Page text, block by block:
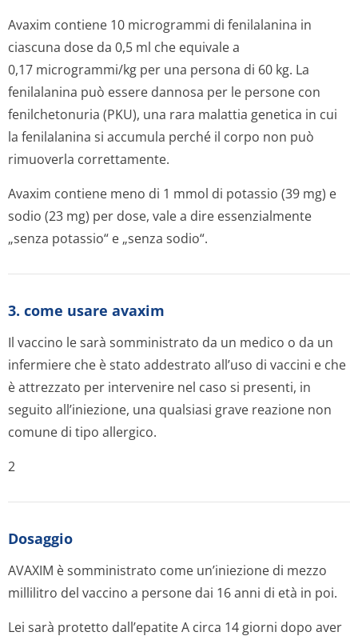
Avaxim contiene 10 microgrammi di fenilalanina in
ciascuna dose da 0,5 ml che equivale a
0,17 microgrammi/kg per una persona di 60 kg. La
fenilalanina può essere dannosa per le persone con
fenilchetonuria (PKU), una rara malattia genetica in cui
la fenilalanina si accumula perché il corpo non può
rimuoverla correttamente.
Avaxim contiene meno di 1 mmol di potassio (39 mg) e
sodio (23 mg) per dose, vale a dire essenzialmente
„senza potassio“ e „senza sodio“.
3. come usare avaxim
Il vaccino le sarà somministrato da un medico o da un
infermiere che è stato addestrato all’uso di vaccini e che
è attrezzato per intervenire nel caso si presenti, in
seguito all’iniezione, una qualsiasi grave reazione non
comune di tipo allergico.
2
Dosaggio
AVAXIM è somministrato come un’iniezione di mezzo
millilitro del vaccino a persone dai 16 anni di età in poi.
Lei sarà protetto dall’epatite A circa 14 giorni dopo aver